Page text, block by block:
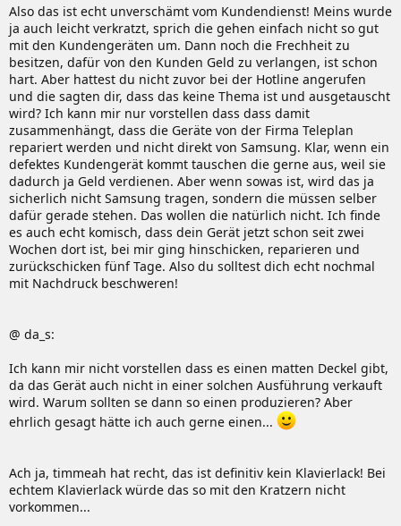
Also das ist echt unverschämt vom Kundendienst! Meins wurde
ja auch leicht verkratzt, sprich die gehen einfach nicht so gut
mit den Kundengeräten um. Dann noch die Frechheit zu
besitzen, dafür von den Kunden Geld zu verlangen, ist schon
hart. Aber hattest du nicht zuvor bei der Hotline angerufen
und die sagten dir, dass das keine Thema ist und ausgetauscht
wird? Ich kann mir nur vorstellen dass dass damit
zusammenhängt, dass die Geräte von der Firma Teleplan
repariert werden und nicht direkt von Samsung. Klar, wenn ein
defektes Kundengerät kommt tauschen die gerne aus, weil sie
dadurch ja Geld verdienen. Aber wenn sowas ist, wird das ja
sicherlich nicht Samsung tragen, sondern die müssen selber
dafür gerade stehen. Das wollen die natürlich nicht. Ich finde
es auch echt komisch, dass dein Gerät jetzt schon seit zwei
Wochen dort ist, bei mir ging hinschicken, reparieren und
zurückschicken fünf Tage. Also du solltest dich echt nochmal
mit Nachdruck beschweren!
@ da_s:
Ich kann mir nicht vorstellen dass es einen matten Deckel gibt,
da das Gerät auch nicht in einer solchen Ausführung verkauft
wird. Warum sollten se dann so einen produzieren? Aber
ehrlich gesagt hätte ich auch gerne einen...
Ach ja, timmeah hat recht, das ist definitiv kein Klavierlack! Bei
echtem Klavierlack würde das so mit den Kratzern nicht
vorkommen...